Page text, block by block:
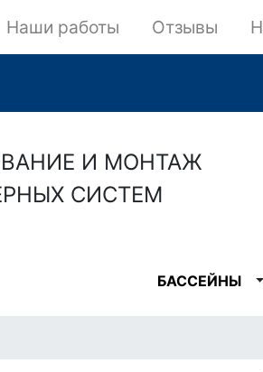
Наши работы Отзывы
И МОНТАЖ
СИСТЕМ
БАССЕЙНЫ